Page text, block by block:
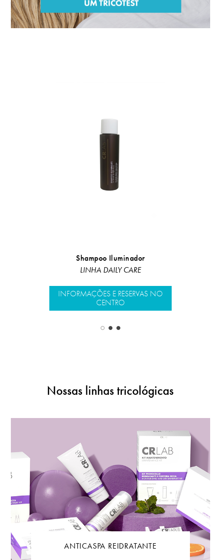
Shampoo Iluminador
LINHA DAILY CARE
INFORMAÇÕES E RESERVAS NO
CENTRO
Nossas linhas tricológicas
ANTICASPA REIDRATANTE